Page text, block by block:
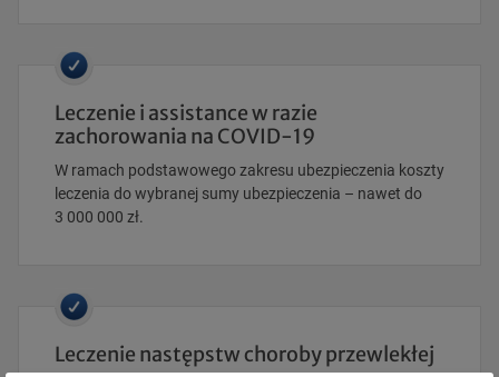
Leczenie i assistance w razie
zachorowania na COVID-19
W ramach podstawowego zakresu ubezpieczenia koszty
leczenia do wybranej sumy ubezpieczenia – nawet do
3 000 000 zł.
Leczenie następstw choroby przewlekłej